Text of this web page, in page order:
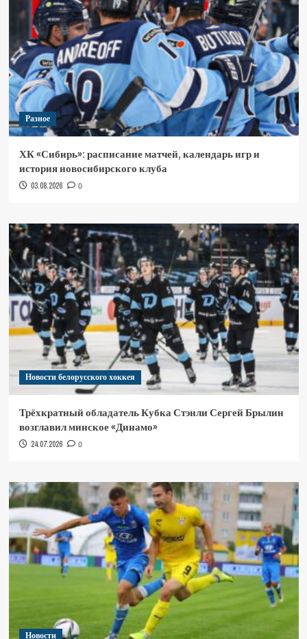
Разное
ХК «Сибирь»: расписание матчей, календарь игр и
история новосибирского клуба
03.08.2026 0
Новости белорусского хоккея
Трёхкратный обладатель Кубка Стэнли Сергей Брылин
возглавил минское «Динамо»
24.07.2026 0
Новости